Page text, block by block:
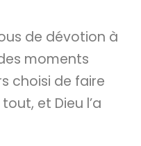
de dévotion à
moments
choisi de faire
et Dieu l’a